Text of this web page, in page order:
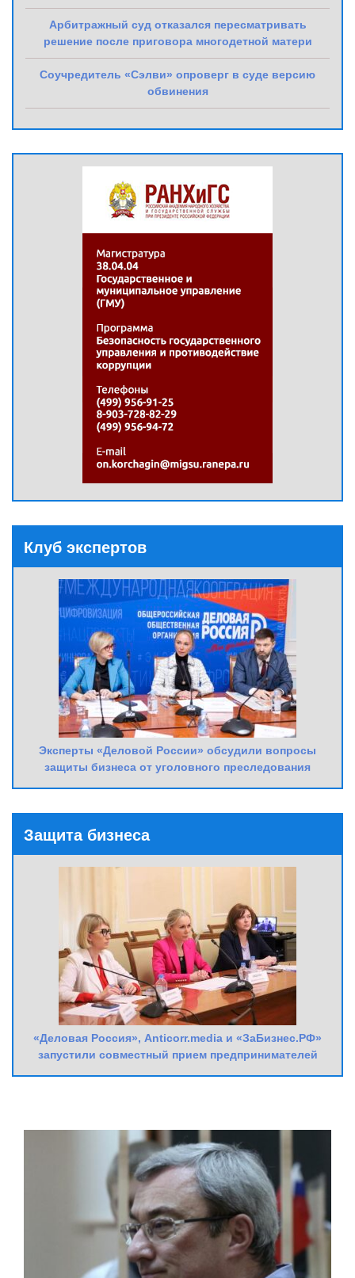
Арбитражный суд отказался пересматривать
решение после приговора многодетной матери
Соучредитель «Сэлви» опроверг в суде версию
обвинения
Клуб экспертов
Эксперты «Деловой России» обсудили вопросы
защиты бизнеса от уголовного преследования
Защита бизнеса
«Деловая Россия», Anticorr.media и «ЗаБизнес.РФ»
запустили совместный прием предпринимателей